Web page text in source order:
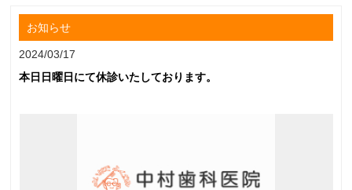
お知らせ
2024/03/17
本日日曜日にて休診いたしております。